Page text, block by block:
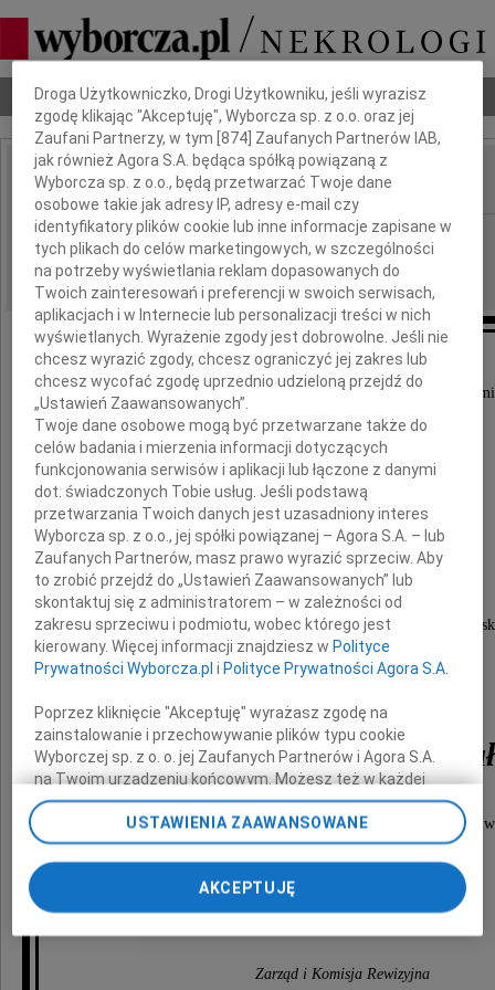
Nekrologi Odeszli Poradnik pogrzebowy
IMIĘ I NAZWISKO:
REGION: Gdańsk
DATA EMISJI: 09.06.2026
Z głębokim smutkiem przyjęliśmy wiadomość o
Ojca
Pana Roberta Domżała
naszego przyjaciela - honorowego członka
Towarzystwa Przyjaciół Narodowego Muzeum
Śp. Waldemara
łączymy się w bólu i żałobie, składając wyrazy szczerego
Cześć Jego pamięci.
Zarząd i Komisja Rewizyjna
Dbamy o Twoją prywatność
Droga Użytkowniczko, Drogi Użytkowniku, jeśli wyrazisz
zgodę klikając "Akceptuję", Wyborcza sp. z o.o. oraz jej
Zaufani Partnerzy, w tym [874 ] Zaufanych Partnerów IAB,
jak również Agora S.A. będąca spółką powiązaną z
Wyborcza sp. z o.o., będą przetwarzać Twoje dane
osobowe takie jak adresy IP, adresy e-mail czy
identyfikatory plików cookie lub inne informacje zapisane w
tych plikach do celów marketingowych, w szczególności
na potrzeby wyświetlania reklam dopasowanych do
Twoich zainteresowań i preferencji w swoich serwisach,
aplikacjach i w Internecie lub personalizacji treści w nich
wyświetlanych. Wyrażenie zgody jest dobrowolne. Jeśli nie
chcesz wyrazić zgody, chcesz ograniczyć jej zakres lub
chcesz wycofać zgodę uprzednio udzieloną przejdź do
„Ustawień Zaawansowanych”.
Twoje dane osobowe mogą być przetwarzane także do
celów badania i mierzenia informacji dotyczących
funkcjonowania serwisów i aplikacji lub łączone z danymi
dot. świadczonych Tobie usług. Jeśli podstawą
przetwarzania Twoich danych jest uzasadniony interes
Wyborcza sp. z o.o., jej spółki powiązanej – Agora S.A. – lub
Zaufanych Partnerów, masz prawo wyrazić sprzeciw. Aby
to zrobić przejdź do „Ustawień Zaawansowanych” lub
skontaktuj się z administratorem – w zależności od
zakresu sprzeciwu i podmiotu, wobec którego jest
kierowany. Więcej informacji znajdziesz w Polityce
Prywatności Wyborcza.pl i Polityce Prywatności Agora S.A.
Poprzez kliknięcie "Akceptuję" wyrażasz zgodę na
zainstalowanie i przechowywanie plików typu cookie
Wyborczej sp. z o. o. jej Zaufanych Partnerów i Agora S.A.
na Twoim urządzeniu końcowym. Możesz też w każdej
chwili zmienić swoje preferencje dot. plików cookie,
ponownie wywołując narzędzie do zarządzania Twoimi
preferencjami dot. przetwarzania danych poprzez
odnośnik „Ustawienia prywatności” w stopce serwisu i
przechodząc do sekcji „Ustawienia zaawansowane”.
Zmiana ustawień plików cookie możliwa jest także za
pomocą ustawień przeglądarki.
My, nasi Zaufani Partnerzy i Agora S.A. możemy
USTAWIENIA ZAAWANSOWANE
AKCEPTUJĘ